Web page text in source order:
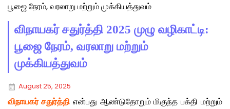
பூஜை நேரம், வரலாறு மற்றும் முக்கியத்துவம்
விநாயகர் சதுர்த்தி 2025 முழு வழிகாட்டி:
பூஜை நேரம், வரலாறு மற்றும்
முக்கியத்துவம்
August 25, 2025
விநாயகர் சதுர்த்திஎன்பது ஆண்டுதோறும் மிகுந்த பக்தி மற்றும்